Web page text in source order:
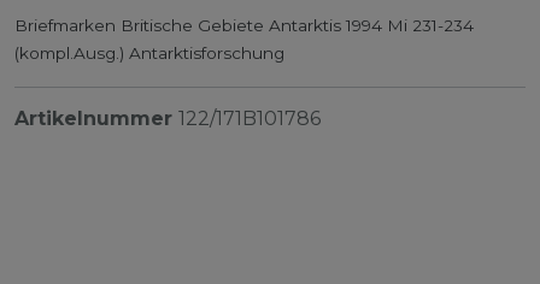
Briefmarken Britische Gebiete Antarktis 1994 Mi 231-234
(kompl.Ausg.) Antarktisforschung
Artikelnummer 122/171B101786